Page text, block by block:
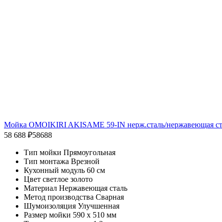
Мойка OMOIKIRI AKISAME 59-IN нерж.сталь/нержавеющая
58 688 ₽58688
Тип мойки Прямоугольная
Тип монтажа Врезной
Кухонный модуль 60 см
Цвет светлое золото
Материал Нержавеющая сталь
Метод производства Сварная
Шумоизоляция Улучшенная
Размер мойки 590 x 510 мм